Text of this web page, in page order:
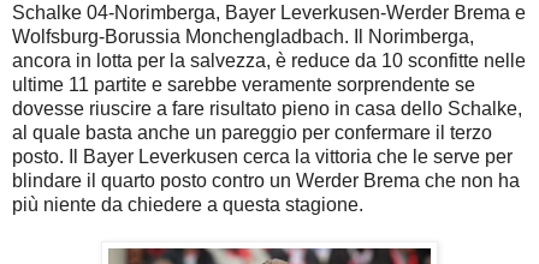
Schalke 04-Norimberga, Bayer Leverkusen-Werder Brema e
Wolfsburg-Borussia Monchengladbach. Il Norimberga,
ancora in lotta per la salvezza, è reduce da 10 sconfitte nelle
ultime 11 partite e sarebbe veramente sorprendente se
dovesse riuscire a fare risultato pieno in casa dello Schalke,
al quale basta anche un pareggio per confermare il terzo
posto. Il Bayer Leverkusen cerca la vittoria che le serve per
blindare il quarto posto contro un Werder Brema che non ha
più niente da chiedere a questa stagione.